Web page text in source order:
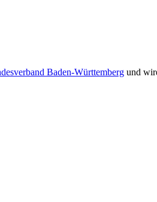
Baden-Württemberg und